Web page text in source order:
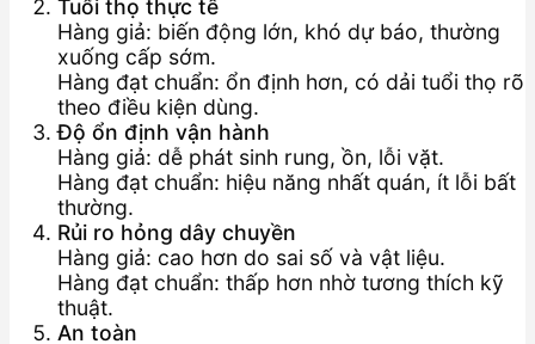
Tuổi thọ thực tế
Hàng giả: biến động lớn, khó dự báo, thường
xuống cấp sớm.
Hàng đạt chuẩn: ổn định hơn, có dải tuổi thọ rõ
theo điều kiện dùng.
Độ ổn định vận hành
Hàng giả: dễ phát sinh rung, ồn, lỗi vặt.
Hàng đạt chuẩn: hiệu năng nhất quán, ít lỗi bất
thường.
Rủi ro hỏng dây chuyền
Hàng giả: cao hơn do sai số và vật liệu.
Hàng đạt chuẩn: thấp hơn nhờ tương thích kỹ
thuật.
An toàn